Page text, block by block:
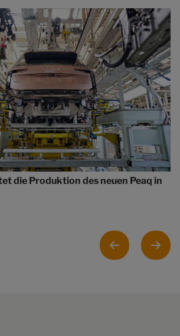
die Produktion des neuen Peaq in